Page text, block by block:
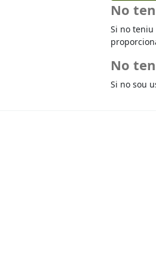
No
Si no teniu
No
Si no sou